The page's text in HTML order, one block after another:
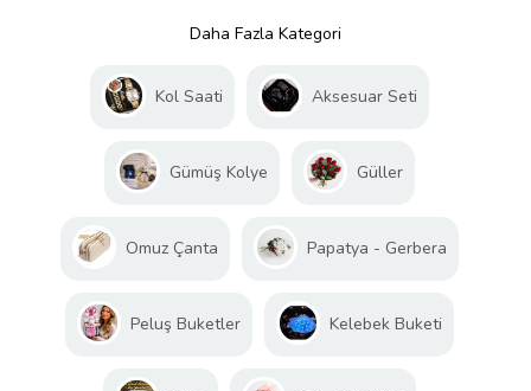
Daha Fazla Kategori
Kol Saati Aksesuar Seti
Gümüş Kolye Güller
Omuz Çanta Papatya - Gerbera
Peluş Buketler Kelebek Buketi